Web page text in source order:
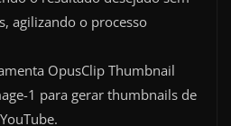
agilizando o processo